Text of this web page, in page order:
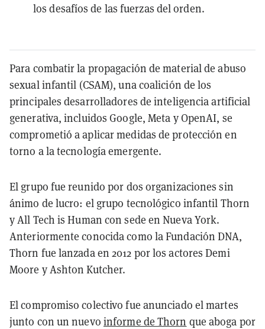
los desafíos de las fuerzas del orden.
Para combatir la propagación de material de abuso
sexual infantil (CSAM), una coalición de los
principales desarrolladores de inteligencia artificial
generativa, incluidos Google, Meta y OpenAI, se
comprometió a aplicar medidas de protección en
torno a la tecnología emergente.
El grupo fue reunido por dos organizaciones sin
ánimo de lucro: el grupo tecnológico infantil Thorn
y All Tech is Human con sede en Nueva York.
Anteriormente conocida como la Fundación DNA,
Thorn fue lanzada en 2012 por los actores Demi
Moore y Ashton Kutcher.
El compromiso colectivo fue anunciado el martes
junto con un nuevo informe de Thorn que aboga por